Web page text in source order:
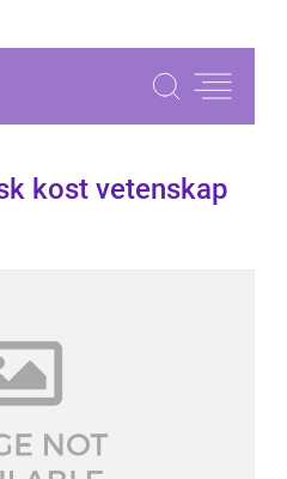
kost vetenskap